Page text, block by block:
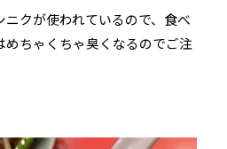
クが使われているので、食べ
めちゃくちゃ臭くなるのでご注